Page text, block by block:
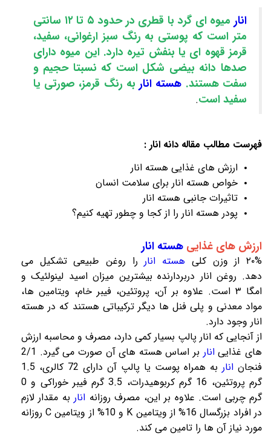
انار
میوه ای گرد با قطری در حدود ۵ تا ۱۲ سانتی
متر است که پوستی به رنگ سبز ارغوانی، سفید،
قرمز قهوه ای یا بنفش تیره دارد. این میوه دارای
صدها دانه بیضی شکل است که نسبتا حجیم و
سفت هستند. هسته اناربه رنگ قرمز، صورتی یا
سفید است.
فهرست مطالب مقاله دانه انار :
ارزش های غذایی هسته انار
خواص هسته انار برای سلامت انسان
تاثیرات جانبی هسته انار
پودر هسته انار را از کجا و چطور تهیه کنیم؟
ارزش های غذایی هسته انار
۲۰% از وزن کلی هسته انار را روغن طبیعی تشکیل می
دهد. روغن انار دربردارنده بیشترین میزان اسید لینولئیک و
امگا ۳ است. علاوه بر آن، پروتئین، فیبر خام، ویتامین ها،
مواد معدنی و پلی فنل ها دیگر ترکیباتی هستند که در هسته
انار وجود دارد.
از آنجایی که انار پالپ بسیار کمی دارد، مصرف و محاسبه ارزش
های غذاییانار
بر اساس هسته های آن صورت می گیرد. 2/1
فنجان انار
به همراه پوست یا پالپ آن دارای 72 کالری، 1.5
گرم پروتئین، 16 گرم کربوهیدرات، 3.5 گرم فیبر خوراکی و 0
گرم چربی است. علاوه بر این، مصرف روزانه انار به مقدار لازم
در افراد بزرگسال 16% از ویتامین K و 10% از ویتامین C روزانه
مورد نیاز آن ها را تامین می کند.